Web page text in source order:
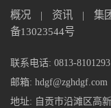
概况 | 资讯 | 集
备13023544号
联系电话: 0813-8101293
邮箱: hdgf@zghdgf.com
地址: 自贡市沿滩区高